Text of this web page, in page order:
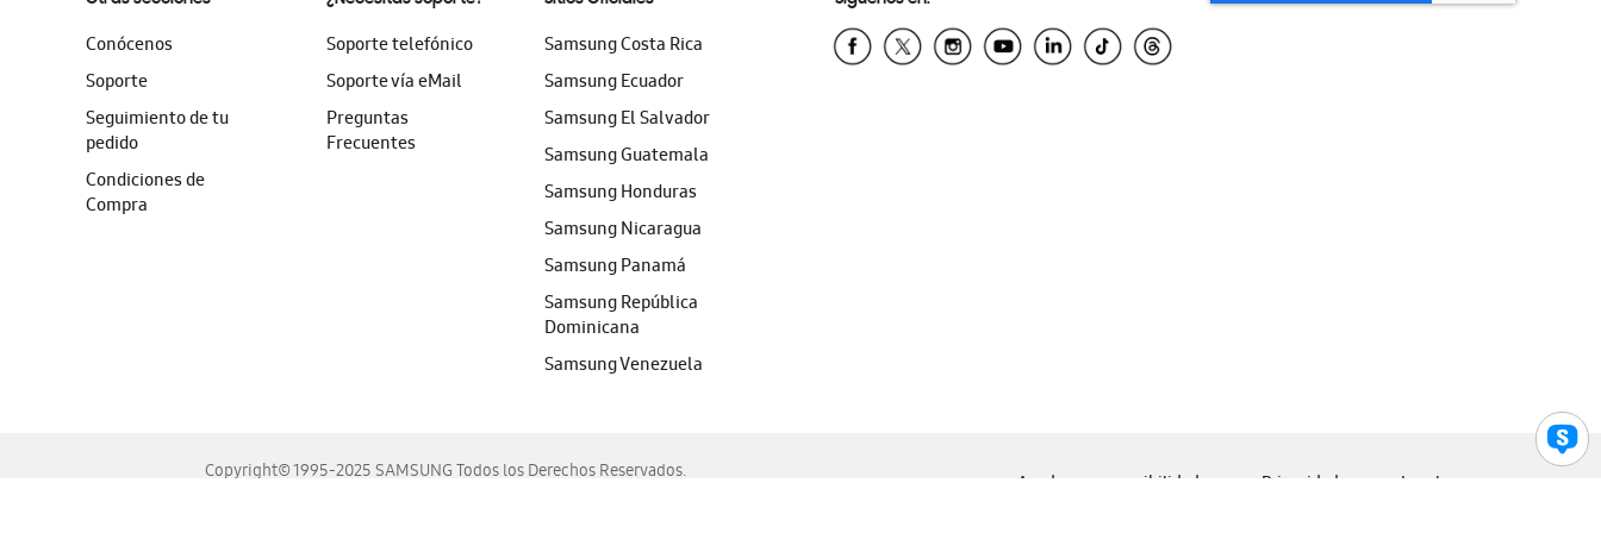
Conócenos
Soporte
Seguimiento de tu
pedido
Condiciones de
Compra
Soporte telefónico
Soporte vía eMail
Preguntas
Frecuentes
Samsung Costa Rica
Samsung Ecuador
Samsung El Salvador
Samsung Guatemala
Samsung Honduras
Samsung Nicaragua
Samsung Panamá
Samsung República
Dominicana
Samsung Venezuela
Copyright© 1995-2025 SAMSUNG Todos los Derechos Reservados.
Ayuda para accesibilidad Privacidad Legal